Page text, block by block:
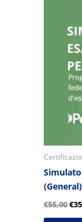
(General)
€55,00€